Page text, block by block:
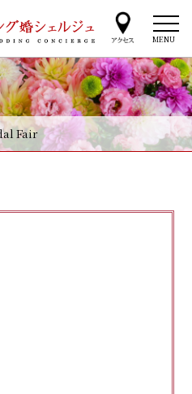
Fair
MENU